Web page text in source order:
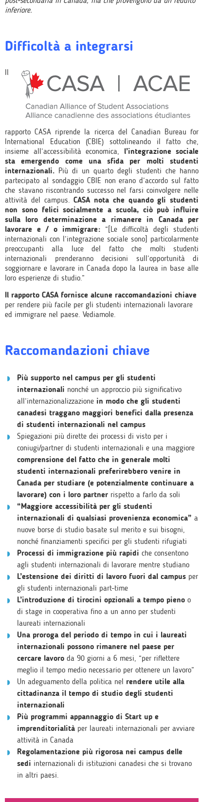
inferiore.
Difficoltà a integrarsi
Il
rapporto CASA riprende la ricerca del Canadian Bureau for
International Education (CBIE) sottolineando il fatto che,
insieme all’accessibilità economica, l’integrazione sociale
sta emergendo come una sfida per molti studenti
internazionali. Più di un quarto degli studenti che hanno
partecipato al sondaggio CBIE non erano d’accordo sul fatto
che stavano riscontrando successo nel farsi coinvolgere nelle
attività del campus.CASA nota che quando gli studenti
non sono felici socialmente a scuola, ciò può influire
sulla loro determinazione a rimanere in Canada per
lavorare e / o immigrare: “[Le difficoltà degli studenti
internazionali con l’integrazione sociale sono] particolarmente
preoccupanti alla luce del fatto che molti studenti
internazionali prenderanno decisioni sull’opportunità di
soggiornare e lavorare in Canada dopo la laurea in base alle
loro esperienze di studio.”
Il rapporto CASA fornisce alcune raccomandazioni chiave
per rendere più facile per gli studenti internazionali lavorare
ed immigrare nel paese. Vediamole.
Raccomandazioni chiave
Più supporto nel campus per gli studenti
internazionali nonché un approccio più significativo
all’internazionalizzazione in modo che gli studenti
canadesi traggano maggiori benefici dalla presenza
di studenti internazionali nel campus
Spiegazioni più dirette dei processi di visto per i
coniugi/partner di studenti internazionali e una maggiore
comprensione del fatto che in generale molti
studenti internazionali preferirebbero venire in
Canada per studiare (e potenzialmente continuare a
lavorare) con i loro partner rispetto a farlo da soli
“Maggiore accessibilità per gli studenti
internazionali di qualsiasi provenienza economica” a
nuove borse di studio basate sul merito e sui bisogni,
nonché finanziamenti specifici per gli studenti rifugiati
Processi di immigrazione più rapidi che consentono
agli studenti internazionali di lavorare mentre studiano
L’estensione dei diritti di lavoro fuori dal campus per
gli studenti internazionali part-time
L’introduzione di tirocini opzionali a tempo pieno o
di stage in cooperativa fino a un anno per studenti
laureati internazionali
Una proroga del periodo di tempo in cui i laureati
internazionali possono rimanere nel paese per
cercare lavoro da 90 giorni a 6 mesi, “per riflettere
meglio il tempo medio necessario per ottenere un lavoro”
Un adeguamento della politica nel rendere utile alla
cittadinanza il tempo di studio degli studenti
internazionali
Più programmi appannaggio di Start up e
imprenditorialità per laureati internazionali per avviare
attività in Canada
Regolamentazione più rigorosa nei campus delle
sedi internazionali di istituzioni canadesi che si trovano
in altri paesi.